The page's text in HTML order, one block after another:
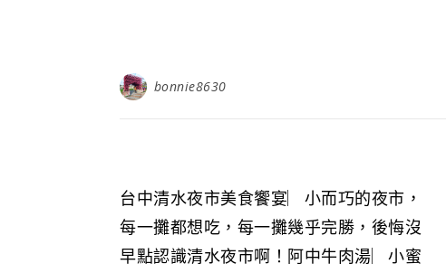
bonnie8630
台中清水夜市美食饗宴︳小而巧的夜市，
每一攤都想吃，每一攤幾乎完勝，後悔沒
早點認識清水夜市啊！阿中牛肉湯︳小蜜